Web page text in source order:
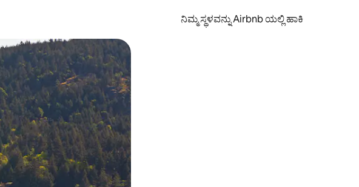
ನಿಮ್ಮ ಸ್ಥಳವನ್ನು Airbnb ಯಲ್ಲಿ ಹಾಕಿ